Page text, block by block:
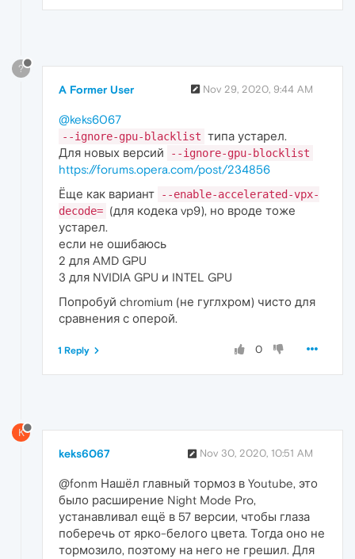
?
A Former User Nov 29, 2020, 9:44 AM
@keks6067
--ignore-gpu-blacklist типа устарел.
Для новых версий
--ignore-gpu-blocklist
https://forums.opera.com/post/234856
Ёще как вариант
--enable-accelerated-vpx-
decode= (для кодека vp9), но вроде тоже
устарел.
если не ошибаюсь
2 для AMD GPU
3 для NVIDIA GPU и INTEL GPU
Попробуй chromium (не гуглхром) чисто для
сравнения с оперой.
0
1 Reply
K
keks6067 Nov 30, 2020, 10:51 AM
@fonm Нашёл главный тормоз в Youtube, это
было расширение Night Mode Pro,
устанавливал ещё в 57 версии, чтобы глаза
поберечь от ярко-белого цвета. Тогда оно не
тормозило, поэтому на него не грешил. Для